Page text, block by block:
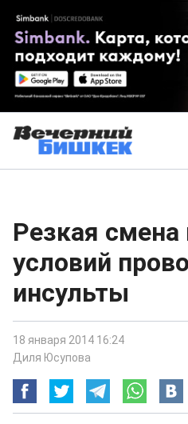
Резкая
условий
инсульты
18 января 2014 16:24
Диля Юсупова